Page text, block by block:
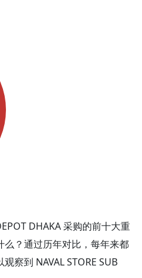
DHAKA 采购的前十大重
么？通过历年对比，每年来都
察到 NAVAL STORE SUB